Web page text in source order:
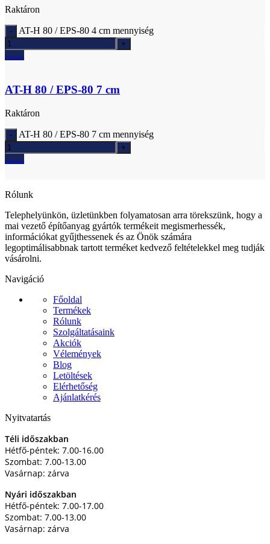
Raktáron
AT-H 80 / EPS-80 4 cm mennyiség
Ajánlatkérés
AT-H 80 / EPS-80 7 cm
Raktáron
AT-H 80 / EPS-80 7 cm mennyiség
Ajánlatkérés
Rólunk
Telephelyünkön, üzletünkben folyamatosan arra törekszünk, hogy a
mai vezető építőanyag gyártók termékeit megismerhessék,
információkat gyűjthessenek és az Önök számára
legoptimálisabbnak tartott terméket kedvező feltételekkel meg tudják
vásárolni.
Navigáció
Főoldal
Termékek
Rólunk
Szolgáltatásaink
Akciók
Vélemények
Blog
Letöltések
Elérhetőség
Ajánlatkérés
Nyitvatartás
Téli időszakban
Hétfő-péntek: 7.00-16.00
Szombat: 7.00-13.00
Vasárnap: zárva
Nyári időszakban
Hétfő-péntek: 7.00-17.00
Szombat: 7.00-13.00
Vasárnap: zárva